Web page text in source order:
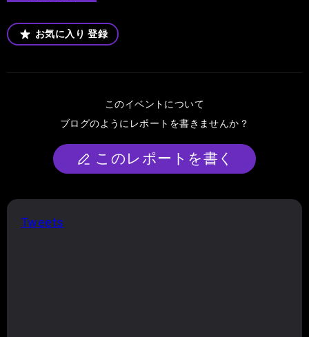
お気に入り 登録
このイベントについて
ブログのようにレポートを書きませんか？
このレポートを書く
Tweets